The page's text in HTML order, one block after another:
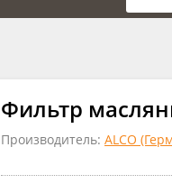
Фильтр
Производитель: ALCO